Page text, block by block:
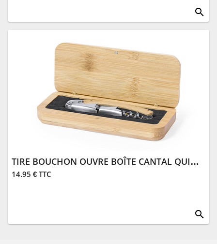
search
TIRE BOUCHON OUVRE BOÎTE CANTAL QUINZE
14.95 € TTC
search